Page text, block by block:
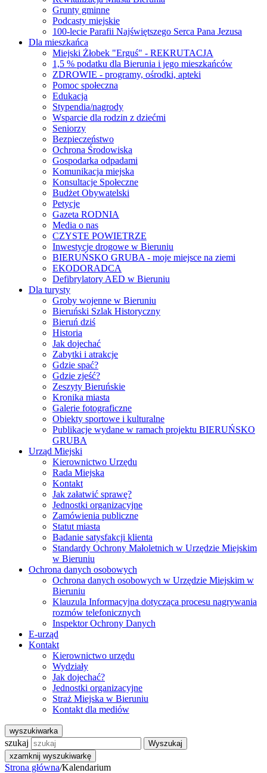
Grunty gminne
Podcasty miejskie
100-lecie Parafii Najświętszego Serca Pana Jezusa
Dla mieszkańca
Miejski Żłobek "Erguś" - REKRUTACJA
1,5 % podatku dla Bierunia i jego mieszkańców
ZDROWIE - programy, ośrodki, apteki
Pomoc społeczna
Edukacja
Stypendia/nagrody
Wsparcie dla rodzin z dziećmi
Seniorzy
Bezpieczeństwo
Ochrona Środowiska
Gospodarka odpadami
Komunikacja miejska
Konsultacje Społeczne
Budżet Obywatelski
Petycje
Gazeta RODNIA
Media o nas
CZYSTE POWIETRZE
Inwestycje drogowe w Bieruniu
BIERUŃSKO GRUBA - moje miejsce na ziemi
EKODORADCA
Defibrylatory AED w Bieruniu
Dla turysty
Groby wojenne w Bieruniu
Bieruński Szlak Historyczny
Bieruń dziś
Historia
Jak dojechać
Zabytki i atrakcje
Gdzie spać?
Gdzie zjeść?
Zeszyty Bieruńskie
Kronika miasta
Galerie fotograficzne
Obiekty sportowe i kulturalne
Publikacje wydane w ramach projektu BIERUŃSKO
GRUBA
Urząd Miejski
Kierownictwo Urzędu
Rada Miejska
Kontakt
Jak załatwić sprawę?
Jednostki organizacyjne
Zamówienia publiczne
Statut miasta
Badanie satysfakcji klienta
Standardy Ochrony Małoletnich w Urzędzie Miejskim
w Bieruniu
Ochrona danych osobowych
Ochrona danych osobowych w Urzędzie Miejskim w
Bieruniu
Klauzula Informacyjna dotycząca procesu nagrywania
rozmów telefonicznych
Inspektor Ochrony Danych
E-urząd
Kontakt
Kierownictwo urzędu
Wydziały
Jak dojechać?
Jednostki organizacyjne
Straż Miejska w Bieruniu
Kontakt dla mediów
wyszukiwarka
szukaj
Wyszukaj
xzamknij wyszukiwarkę
Strona główna/Kalendarium